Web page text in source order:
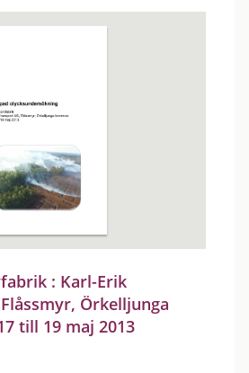
: Karl-Erik
Örkelljunga
till 19 maj 2013